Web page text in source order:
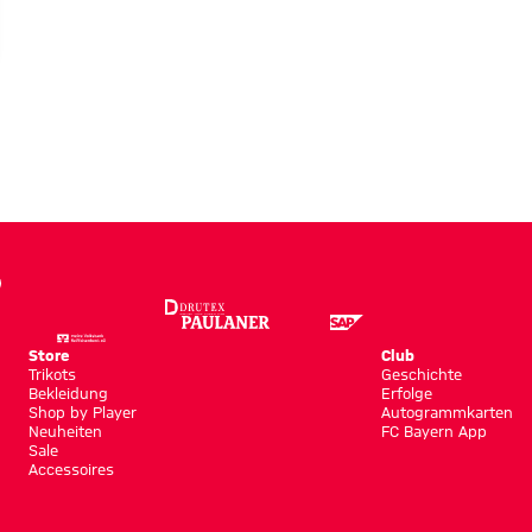
Store
Trikots
Bekleidung
Shop by Player
Neuheiten
Sale
Accessoires
Club
Geschichte
Erfolge
Autogrammkarten
FC Bayern App